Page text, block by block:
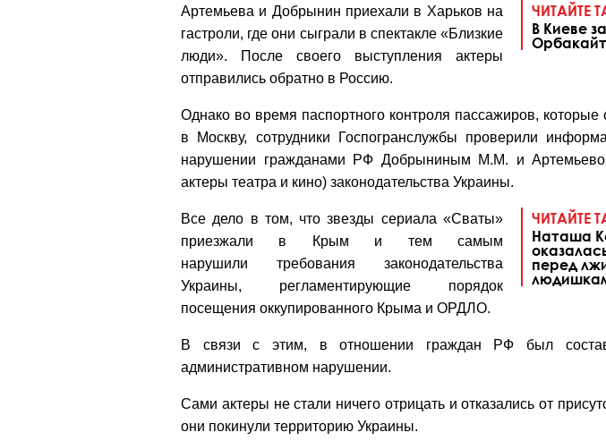
ЧИТАЙТЕ
В Киеве
Артемьева и Добрынин приехали в Харьков на
гастроли, где они сыграли в спектакле «Близкие
люди». После своего выступления актеры
отправились обратно в Россию.
Однако во время паспортного контроля пассажиров, которые
в Москву, сотрудники Госпогранслужбы проверили
нарушении гражданами РФ Добрыниным М.М. и
актеры театра и кино) законодательства Украины.
ЧИТАЙТЕ
Наташа
перед
Все дело в том, что звезды сериала «Сваты»
приезжали в Крым и тем самым
нарушили требования законодательства
Украины, регламентирующие порядок
посещения оккупированного Крыма и ОРДЛО.
В связи с этим, в отношении граждан РФ был
административном нарушении.
Сами актеры не стали ничего отрицать и отказались от
они покинули территорию Украины.